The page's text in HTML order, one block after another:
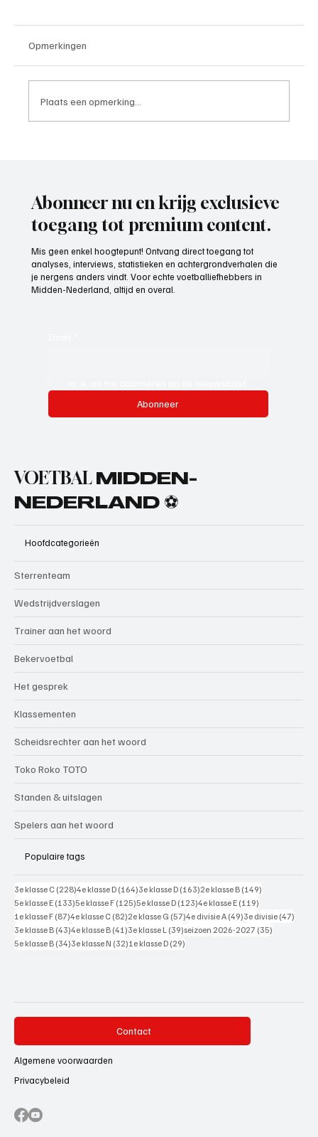
Opmerkingen
Plaats een opmerking...
Abonneer nu en krijg exclusieve
toegang tot premium content.
Mis geen enkel hoogtepunt! Ontvang direct toegang tot
analyses, interviews, statistieken en achtergrondverhalen die
je nergens anders vindt. Voor echte voetballiefhebbers in
Midden-Nederland, altijd en overal.
Abonneer
VOETBAL MIDDEN-
NEDERLAND ⚽
Hoofdcategorieën
Sterrenteam
Wedstrijdverslagen
Trainer aan het woord
Bekervoetbal
Het gesprek
Klassementen
Scheidsrechter aan het woord
Toko Roko TOTO
Standen & uitslagen
Spelers aan het woord
Populaire tags
3e klasse C (228)228 posts
4e klasse D (164)164 posts
3e klasse D (163)163 posts
2e klasse B (149)
5e klasse E (133)133 posts
5e klasse F (125)125 posts
5e klasse D (123)123 posts
4e klasse E (119)
1e klasse F (87)87 posts
4e klasse C (82)82 posts
2e klasse G (57)57 posts
4e divisie A (49)49 posts
3e divisie (47)
3e klasse B (43)43 posts
4e klasse B (41)41 posts
3e klasse L (39)39 posts
seizoen 2026-2027 (35)
5e klasse B (34)34 posts
3e klasse N (32)32 posts
1e klasse D (29)
Contact
Algemene voorwaarden
Privacybeleid